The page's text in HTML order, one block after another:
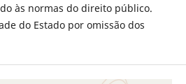
às normas do direito público.
do Estado por omissão dos